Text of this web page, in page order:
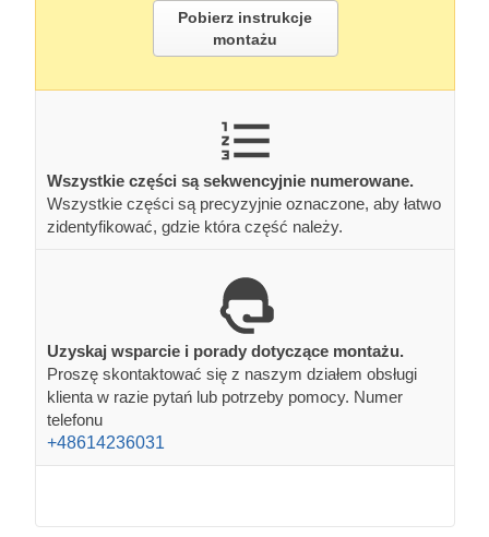
Pobierz instrukcje
montażu
Wszystkie części są sekwencyjnie numerowane.
Wszystkie części są precyzyjnie oznaczone, aby łatwo
zidentyfikować, gdzie która część należy.
Uzyskaj wsparcie i porady dotyczące montażu.
Proszę skontaktować się z naszym działem obsługi
klienta w razie pytań lub potrzeby pomocy. Numer
telefonu
+48614236031